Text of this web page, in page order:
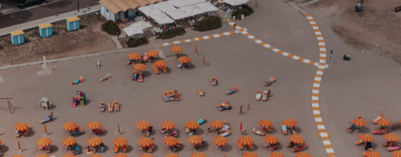
WEBCAM KIT DEL VIAGGIATORE
RISTORANTI & BAR
TERME, WELLNESS & HAIR
STYLIST
SHOPPING E SERVIZI MATRIMONI